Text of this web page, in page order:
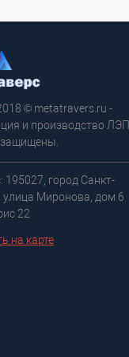
© metatravers.ru -
и производство ЛЭП.
195027, город Санкт-
улица Миронова, дом 6
22
на карте